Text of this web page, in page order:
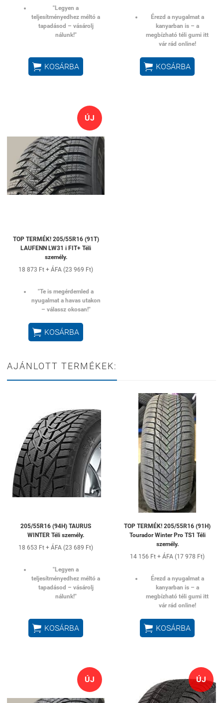
"Legyen a
teljesítményedhez méltó a
tapadásod – vásárolj
nálunk!"
 KOSÁRBA
Érezd a nyugalmat a
kanyarban is – a
megbízható téli gumi itt
vár rád online!
 KOSÁRBA
ÚJ
TOP TERMÉK! 205/55R16 (91T)
LAUFENN LW31 i FIT+ Téli
személy.
18 873 Ft + ÁFA (23 969 Ft)
"Te is megérdemled a
nyugalmat a havas utakon
– válassz okosan!"
 KOSÁRBA
AJÁNLOTT TERMÉKEK:
205/55R16 (94H) TAURUS
WINTER Téli személy.
18 653 Ft + ÁFA (23 689 Ft)
"Legyen a
teljesítményedhez méltó a
tapadásod – vásárolj
nálunk!"
 KOSÁRBA
TOP TERMÉK! 205/55R16 (91H)
Tourador Winter Pro TS1 Téli
személy.
14 156 Ft + ÁFA (17 978 Ft)
Érezd a nyugalmat a
kanyarban is – a
megbízható téli gumi itt
vár rád online!
 KOSÁRBA
ÚJ ÚJ